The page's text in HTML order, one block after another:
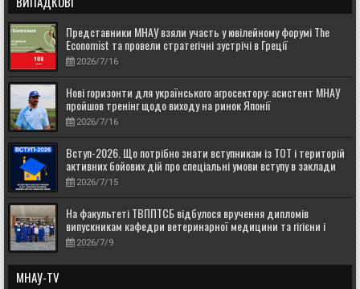
Представники МНАУ взяли участь у ювілейному форумі The
Economist та провели стратегічні зустрічі в Греції
2026/7/16
Нові горизонти для українського агросектору: асистент МНАУ
пройшов тренінг щодо виходу на ринок Японії
2026/7/16
Вступ-2026. Що потрібно знати вступникам із ТОТ і територій
активних бойових дій про спеціальні умови вступу в заклади
вищої освіти
2026/7/15
На факультеті ТВППТСБ відбулося вручення дипломів
випускникам кафедри ветеринарної медицини та гігієни і
доктору філософії
2026/7/9
МНАУ-TV